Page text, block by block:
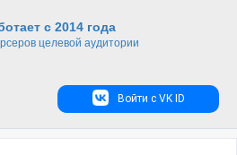
с 2014 года
целевой аудитории
Войти с VK ID